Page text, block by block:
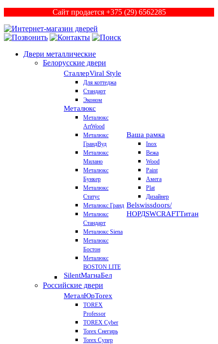
Сайт продается +375 (29) 6562285
Двери металлические
Белорусские двери
СталлерViral Style
Для коттеджа
Стандарт
Эконом
Металюкс
Металюкс
ArtWood
Металюкс
ГрандВуд
Металюкс
Милано
Металюкс
Бункер
Металюкс
Статус
Металюкс Гранд
Металюкс
Стандарт
Металюкс Siena
Металюкс
Бостон
Металюкс
BOSTON LITE
SilentМагнаБел
Ваша рамка
Inox
Вежа
Wood
Paint
Амега
Plat
Дизайнер
Belswissdoors/
НОРДSWCRAFTТитан
Российские двери
МеталЮрTorex
TOREX
Professor
TOREX Cyber
Torex Снегирь
Torex Супер